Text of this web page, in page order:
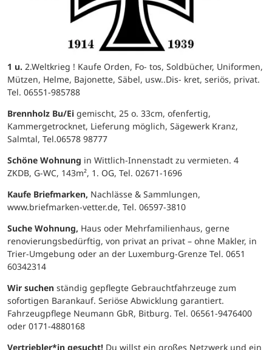
1 u. 2.Weltkrieg ! Kaufe Orden, Fo- tos, Soldbücher, Uniformen,
Mützen, Helme, Bajonette, Säbel, usw..Dis- kret, seriös, privat.
Tel. 06551-985788
Brennholz Bu/Ei gemischt, 25 o. 33cm, ofenfertig,
Kammergetrocknet, Lieferung möglich, Sägewerk Kranz,
Salmtal, Tel.06578 98777
Schöne Wohnung in Wittlich-Innenstadt zu vermieten. 4
ZKDB, G-WC, 143m², 1. OG, Tel. 02671-1696
Kaufe Briefmarken, Nachlässe & Sammlungen,
www.briefmarken-vetter.de, Tel. 06597-3810
Suche Wohnung, Haus oder Mehrfamilienhaus, gerne
renovierungsbedürftig, von privat an privat – ohne Makler, in
Trier-Umgebung oder an der Luxemburg-Grenze Tel. 0651
60342314
Wir suchen ständig gepflegte Gebrauchtfahrzeuge zum
sofortigen Barankauf. Seriöse Abwicklung garantiert.
Fahrzeugpflege Neumann GbR, Bitburg. Tel. 06561-9476400
oder 0171-4880168
Vertriebler*in gesucht! Du willst ein großes Netzwerk und ein